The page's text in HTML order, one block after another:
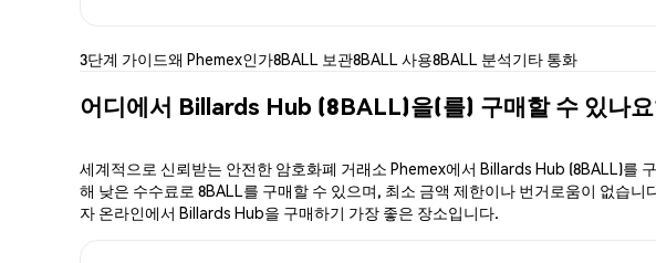
3단계 가이드왜 Phemex인가8BALL 보관8BALL 사용8BALL 분석기타 통화
어디에서 Billards Hub (8BALL)을(를) 구매할 수 있나
세계적으로 신뢰받는 안전한 암호화폐 거래소 Phemex에서 Billards Hub (8BALL)를
해 낮은 수수료로 8BALL를 구매할 수 있으며, 최소 금액 제한이나 번거로움이 없습
자 온라인에서 Billards Hub을 구매하기 가장 좋은 장소입니다.